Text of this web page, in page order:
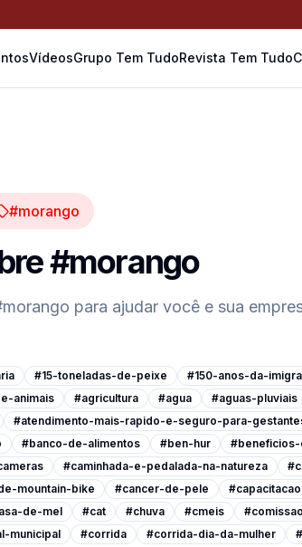
VídeosGrupo Tem TudoRevista Tem Tudo
#morango
#morango
para ajudar você e sua
#15-toneladas-de-peixe #150-anos-da-
animais #agricultura #agua #aguas-pluviais
#atendimento-mais-rapido-e-seguro-para-
#banco-de-alimentos #ben-hur #beneficios-
#caminhada-e-pedalada-na-natureza
mountain-bike #cancer-de-pele #capacitacao
de-mel #cat #chuva #cmeis
municipal #corrida #corrida-dia-da-mulher